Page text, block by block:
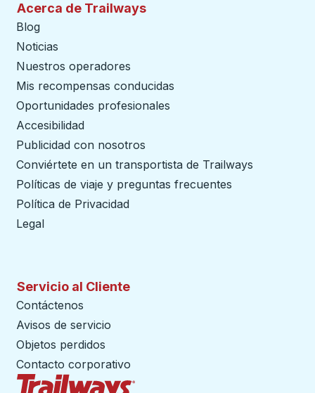
Acerca de Trailways
Blog
Noticias
Nuestros operadores
Mis recompensas conducidas
Oportunidades profesionales
Accesibilidad
Publicidad con nosotros
Conviértete en un transportista de Trailways
Políticas de viaje y preguntas frecuentes
Política de Privacidad
Legal
Servicio al Cliente
Contáctenos
Avisos de servicio
Objetos perdidos
Contacto corporativo